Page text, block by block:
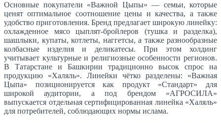
Основные покупатели «Важной Цыпы» — семьи, которые
ценят оптимальное соотношение цены и качества, а также
удобство приготовления. Бренд предлагает широкую линейку:
охлажденное мясо цыплят-бройлеров (тушка и разделка),
шашлыки, купаты, котлеты, наггетсы, а также разнообразные
колбасные изделия и деликатесы. При этом холдинг
учитывает культурные и религиозные особенности регионов.
В Татарстане и Башкирии традиционно высок спрос на
продукцию «Халяль». Линейки чётко разделены: «Важная
Цыпа» позиционируется как продукт «Стандарт» для
широкой аудитории, а под брендом «АГРОСИЛА»
выпускается отдельная сертифицированная линейка «Халяль»
для потребителей, соблюдающих нормы ислама.